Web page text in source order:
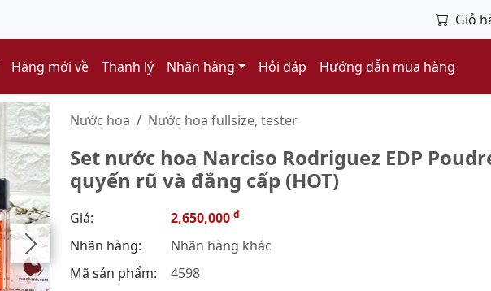
Giỏ
Hàng mới về Thanh lý Nhãn hàng Hỏi đáp Hướng dẫn mua hàng
Nước hoa Nước hoa fullsize, tester
Set nước hoa Narciso Rodriguez EDP
quyến rũ và đẳng cấp (HOT)
Giá: 2,650,000 đ
Nhãn hàng:
Nhãn hàng khác
Mã sản phẩm:
4598